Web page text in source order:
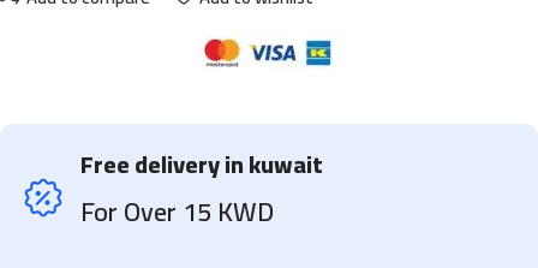
Free delivery in kuwait
For Over 15 KWD